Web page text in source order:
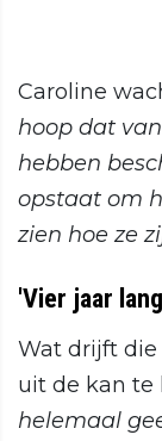
Caroline
hoop dat
hebben
opstaat om
zien hoe ze
'Vier jaar
Wat drijft die
uit de kan te
helemaal